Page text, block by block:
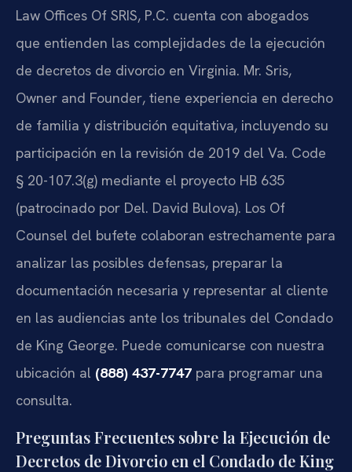
Law Offices Of SRIS, P.C. cuenta con abogados
que entienden las complejidades de la ejecución
de decretos de divorcio en Virginia. Mr. Sris,
Owner and Founder, tiene experiencia en derecho
de familia y distribución equitativa, incluyendo su
participación en la revisión de 2019 del Va. Code
§ 20-107.3(g) mediante el proyecto HB 635
(patrocinado por Del. David Bulova). Los Of
Counsel del bufete colaboran estrechamente para
analizar las posibles defensas, preparar la
documentación necesaria y representar al cliente
en las audiencias ante los tribunales del Condado
de King George. Puede comunicarse con nuestra
ubicación al (888) 437-7747 para programar una
consulta.
Preguntas Frecuentes sobre la Ejecución de
Decretos de Divorcio en el Condado de King